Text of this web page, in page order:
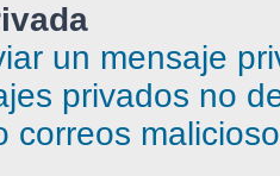
un mensaje
privados no
correos